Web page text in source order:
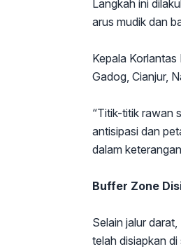
Langkah ini
arus mudik dan
Kepala
Gadog, Cianjur,
“Titik-titik rawan
antisipasi dan
dalam
Buffer Zone
Selain jalur
telah disiapkan